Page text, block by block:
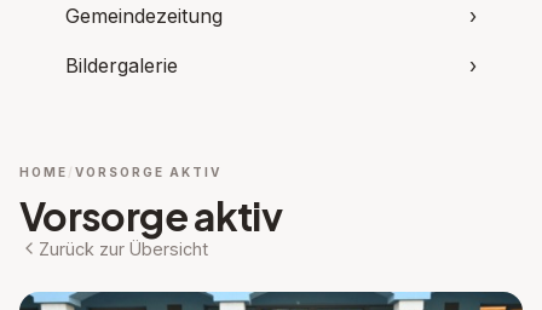
Gemeindezeitung ›
Bildergalerie ›
HOME VORSORGE AKTIV
Vorsorge aktiv
Zurück zur Übersicht